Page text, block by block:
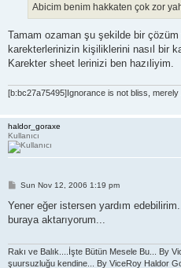
Abicim benim hakkaten çok zor
Tamam ozaman şu şekilde bir
karekterlerinizin kişiliklerini nasıl bir
Karekter sheet lerinizi ben hazıliyim.
[b:bc27a75495]Ignorance is not bliss,
haldor_goraxe
Kullanıcı
P
s
Sun Nov 12, 2006 1:19 pm
Yener eğer istersen yardım
buraya aktarıyorum...
Rakı ve Balık....İşte Bütün Mesele Bu... By
şuursuzluğu kendine... By ViceRoy Haldor